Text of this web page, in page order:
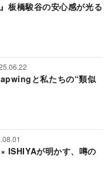
』板橋駿谷の安心感が光る
と私たちの“類似
ISHIYAが明かす、噂の